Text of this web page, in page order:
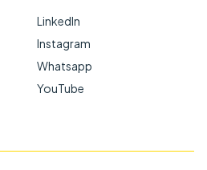
LinkedIn
Instagram
Whatsapp
YouTube